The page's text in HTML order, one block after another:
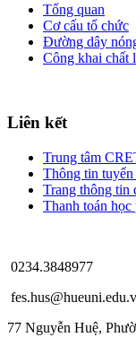
Tổng quan
Cơ cấu tổ chức
Đường dây
Công khai chất
Liên kết
Trung tâm
Thông tin tuyển
Trang thông tin
Thanh toán
0234.3848977
77 Nguyễn Huệ,